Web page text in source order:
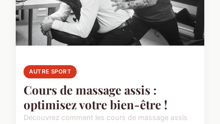
AUTRE SPORT
Cours de massage assis :
optimisez votre bien-être !
Découvrez comment les cours de massage assis